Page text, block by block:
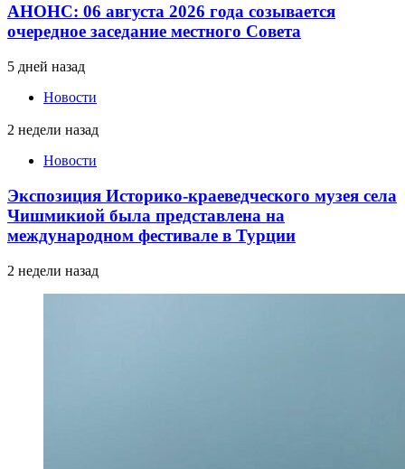
АНОНС: 06 августа 2026 года созывается
очередное заседание местного Совета
5 дней назад
Новости
2 недели назад
Новости
Экспозиция Историко-краеведческого музея села
Чишмикиой была представлена на
международном фестивале в Турции
2 недели назад